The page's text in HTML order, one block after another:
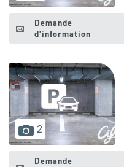
disponibles
Demande
d'information
2 images
disponibles
Demande